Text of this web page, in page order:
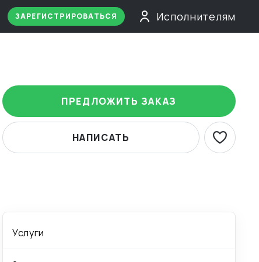
ЗАРЕГИСТРИРОВАТЬСЯ Исполнителям
ПРЕДЛОЖИТЬ ЗАКАЗ
НАПИСАТЬ
Услуги